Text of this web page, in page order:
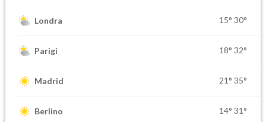
Londra 15° 30°
Parigi 18° 32°
Madrid 21° 35°
Berlino 14° 31°